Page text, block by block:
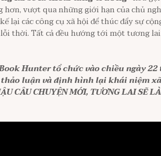
vượt qua những giới hạn của chủ
lại các công cụ xã hội để thúc đẩy sự
thời. Tất cả đều hướng tới một tương
Hunter tổ chức vào chiều ngày
thảo luận và định hình lại khái niệm
CÂU CHUYỆN MỚI, TƯƠNG LAI SẼ